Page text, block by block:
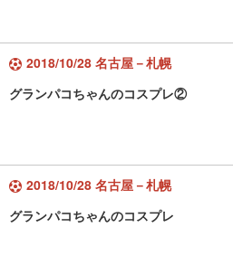
2018/10/28 名古屋－札幌
グランパコちゃんのコスプレ②
2018/10/28 名古屋－札幌
グランパコちゃんのコスプレ